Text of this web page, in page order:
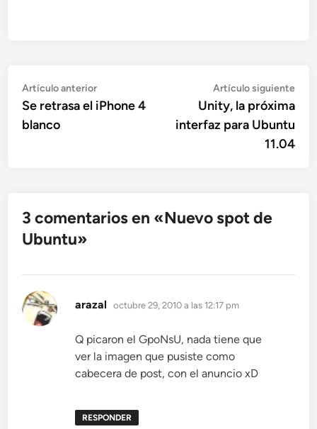
Navegación
de
entradas
Artículo anteriorArtículo
anterior:
Se retrasa el iPhone 4
blanco
Artículo siguiente
Unity, la próxima
interfaz para Ubuntu
11.04
3 comentarios en «Nuevo spot de
Ubuntu»
arazal dice:
octubre 29, 2010 a las 12:17 pm
Q picaron el GpoNsU, nada tiene que
ver la imagen que pusiste como
cabecera de post, con el anuncio xD
RESPONDER